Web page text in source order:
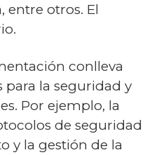
entre otros. El
conlleva
la seguridad y
Por ejemplo, la
de seguridad
y la gestión de la